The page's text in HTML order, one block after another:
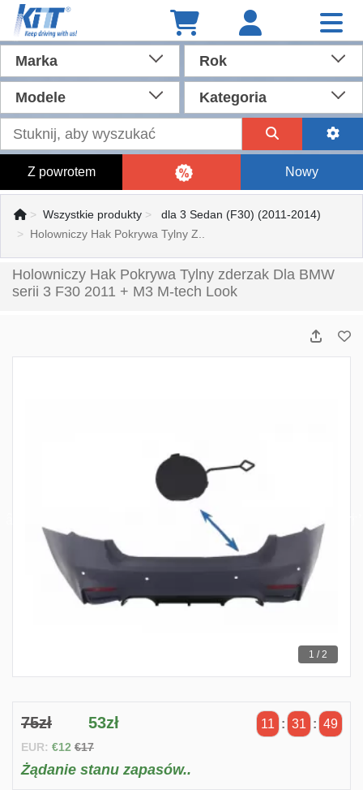
Marka Rok
Modele Kategoria
Z powrotem Nowy
Wszystkie produkty
dla 3 Sedan (F30) (2011-2014)
Holowniczy Hak Pokrywa Tylny Z..
Holowniczy Hak Pokrywa Tylny zderzak Dla BMW
serii 3 F30 2011 + M3 M-tech Look
1 / 2
75zł 53zł 11 : 31 : 49
EUR: €12 €17
Żądanie stanu zapasów..